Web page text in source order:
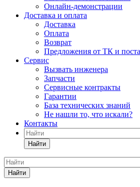
Онлайн-демонстрации
Доставка и оплата
Доставка
Оплата
Возврат
Предложения от ТК и
Сервис
Вызвать инженера
Запчасти
Сервисные контракты
Гарантии
База технических знаний
Не нашли то, что искали?
Контакты
Найти
Найти